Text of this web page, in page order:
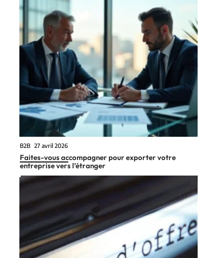
B2B 27 avril 2026
Faites-vous accompagner pour exporter votre
entreprise vers l’étranger